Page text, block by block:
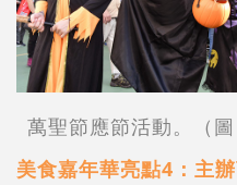
萬聖節應節活動。（
美食嘉年華亮點4：主